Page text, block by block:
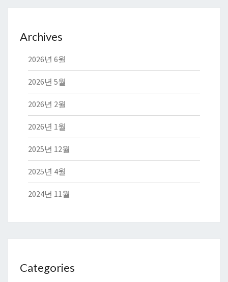
Archives
2026년 6월
2026년 5월
2026년 2월
2026년 1월
2025년 12월
2025년 4월
2024년 11월
Categories